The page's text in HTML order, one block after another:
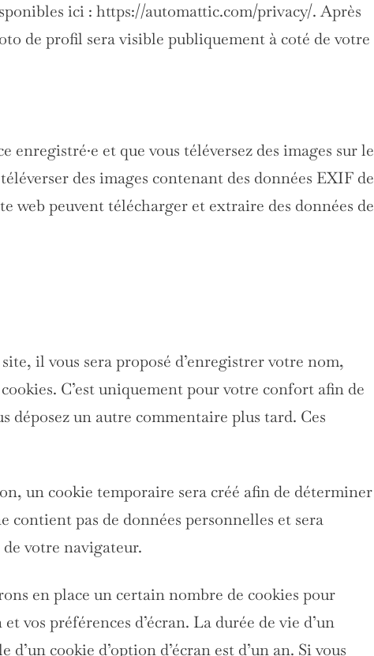
ici : https://automattic.com/privacy/. Après
de profil sera visible publiquement à coté de votre
et que vous téléversez des images sur le
des images contenant des données EXIF de
web peuvent télécharger et extraire des données de
il vous sera proposé d’enregistrer votre nom,
C’est uniquement pour votre confort afin de
déposez un autre commentaire plus tard. Ces
un cookie temporaire sera créé afin de déterminer
contient pas de données personnelles et sera
votre navigateur.
en place un certain nombre de cookies pour
vos préférences d’écran. La durée de vie d’un
cookie d’option d’écran est d’un an. Si vous